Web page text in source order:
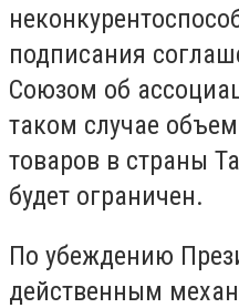
подписания
Союзом об
таком случае
товаров в страны
будет ограничен.
По убеждению
действенным